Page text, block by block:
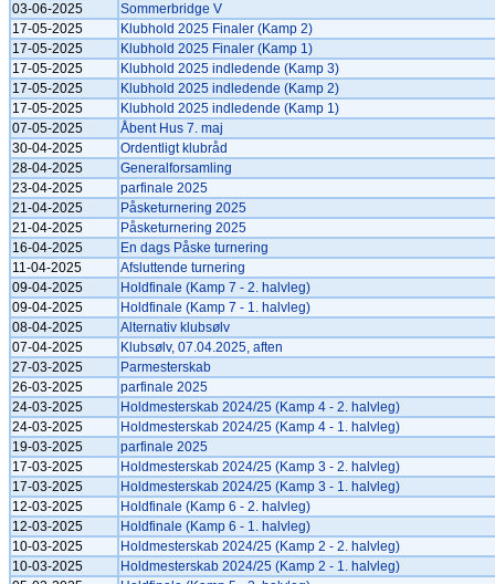
03-06-2025
Sommerbridge V
17-05-2025
Klubhold 2025 Finaler (Kamp 2)
17-05-2025
Klubhold 2025 Finaler (Kamp 1)
17-05-2025
Klubhold 2025 indledende (Kamp 3)
17-05-2025
Klubhold 2025 indledende (Kamp 2)
17-05-2025
Klubhold 2025 indledende (Kamp 1)
07-05-2025
Åbent Hus 7. maj
30-04-2025
Ordentligt klubråd
28-04-2025
Generalforsamling
23-04-2025
parfinale 2025
21-04-2025
Påsketurnering 2025
21-04-2025
Påsketurnering 2025
16-04-2025
En dags Påske turnering
11-04-2025
Afsluttende turnering
09-04-2025
Holdfinale (Kamp 7 - 2. halvleg)
09-04-2025
Holdfinale (Kamp 7 - 1. halvleg)
08-04-2025
Alternativ klubsølv
07-04-2025
Klubsølv, 07.04.2025, aften
27-03-2025
Parmesterskab
26-03-2025
parfinale 2025
24-03-2025
Holdmesterskab 2024/25 (Kamp 4 - 2. halvleg)
24-03-2025
Holdmesterskab 2024/25 (Kamp 4 - 1. halvleg)
19-03-2025
parfinale 2025
17-03-2025
Holdmesterskab 2024/25 (Kamp 3 - 2. halvleg)
17-03-2025
Holdmesterskab 2024/25 (Kamp 3 - 1. halvleg)
12-03-2025
Holdfinale (Kamp 6 - 2. halvleg)
12-03-2025
Holdfinale (Kamp 6 - 1. halvleg)
10-03-2025
Holdmesterskab 2024/25 (Kamp 2 - 2. halvleg)
10-03-2025
Holdmesterskab 2024/25 (Kamp 2 - 1. halvleg)